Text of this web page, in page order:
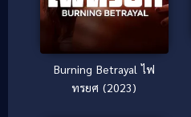
Burning Betrayal ไฟ
ทรยศ (2023)